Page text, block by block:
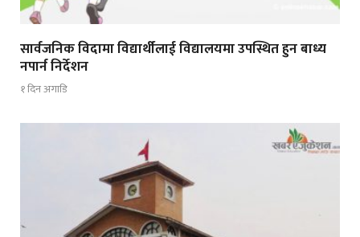
सार्वजनिक विदामा विद्यार्थीलाई विद्यालयमा उपस्थित हुन बाध्य
नपार्न निर्देशन
१ दिन अगाडि